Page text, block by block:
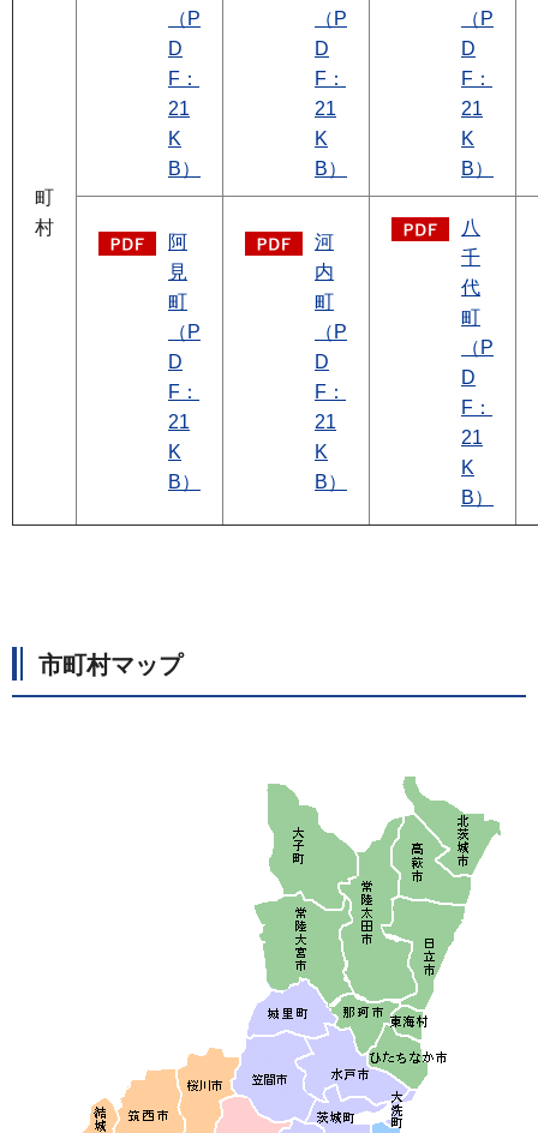
町
村
（P
D
F：
21
K
B）
（P
D
F：
21
K
B）
（P
D
F：
21
K
B）
阿
見
町
（P
D
F：
21
K
B）
河
内
町
（P
D
F：
21
K
B）
八
千
代
町
（P
D
F：
21
K
B）
市町村マップ